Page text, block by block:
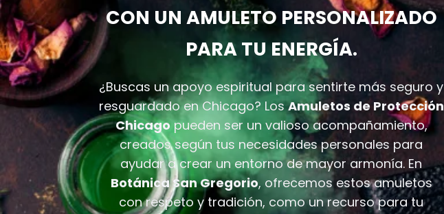
CON UN AMULETO PERSONALIZADO
PARA TU ENERGÍA.
¿Buscas un apoyo espiritual para sentirte más seguro y
resguardado en Chicago? LosAmuletos de Protección
Chicago pueden ser un valioso acompañamiento,
creados según tus necesidades personales para
ayudar a crear un entorno de mayor armonía. En
Botánica San Gregorio, ofrecemos estos amuletos
con respeto y tradición, como un recurso para tu